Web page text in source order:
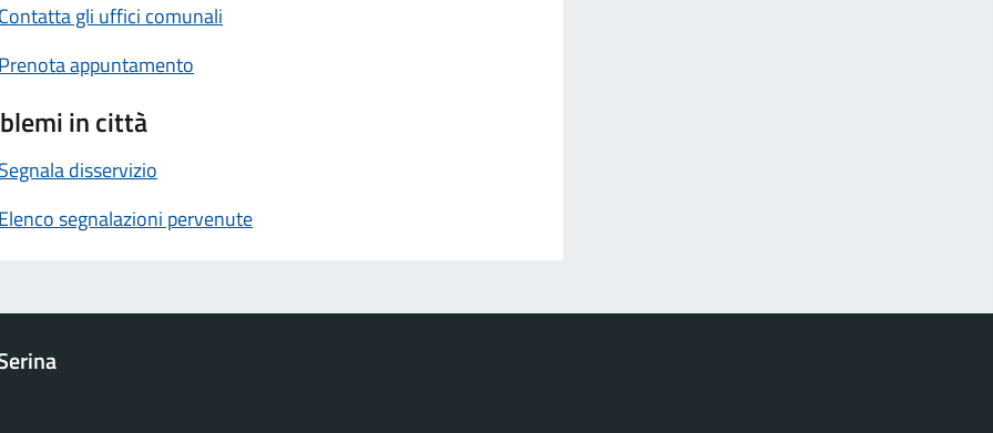
Contatta gli uffici comunali
Prenota appuntamento
in città
Segnala disservizio
Elenco segnalazioni pervenute